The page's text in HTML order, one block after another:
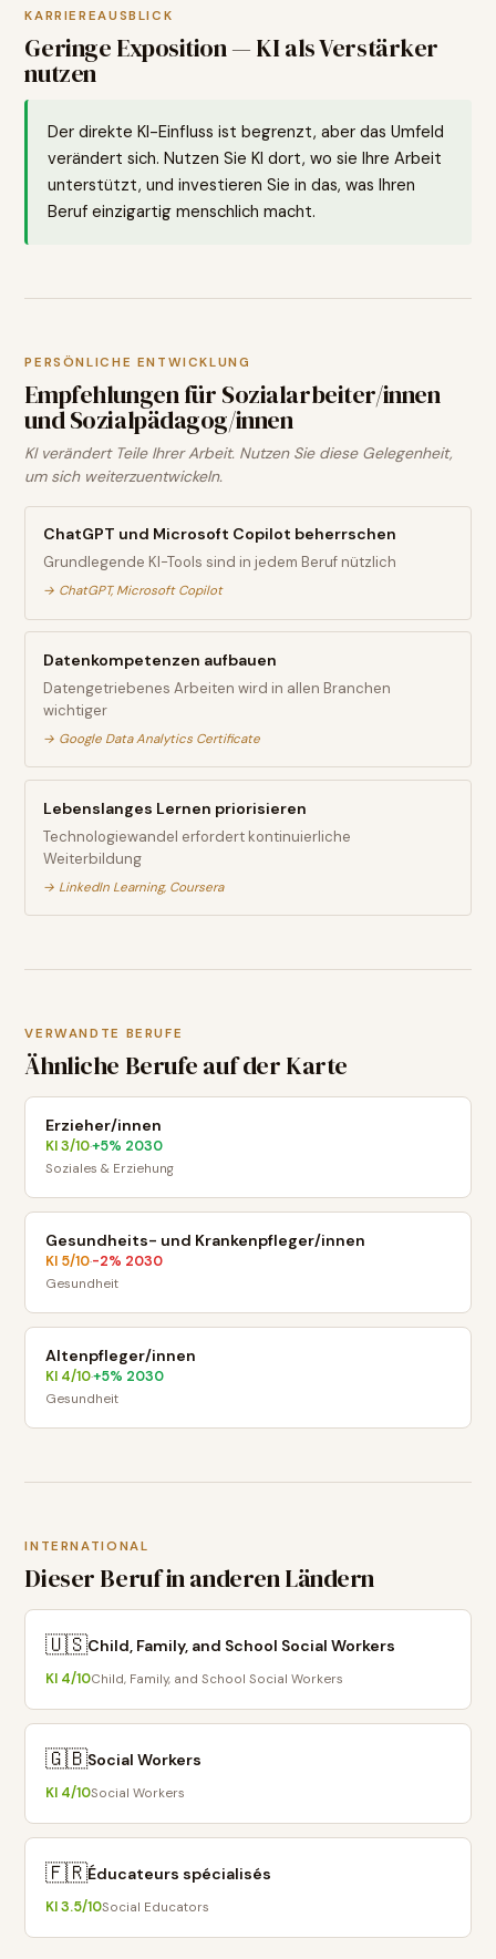
KARRIEREAUSBLICK
Geringe Exposition — KI als Verstärker
nutzen
Der direkte KI-Einfluss ist begrenzt, aber das Umfeld
verändert sich. Nutzen Sie KI dort, wo sie Ihre Arbeit
unterstützt, und investieren Sie in das, was Ihren
Beruf einzigartig menschlich macht.
PERSÖNLICHE ENTWICKLUNG
Empfehlungen für Sozialarbeiter/innen
und Sozialpädagog/innen
KI verändert Teile Ihrer Arbeit. Nutzen Sie diese Gelegenheit,
um sich weiterzuentwickeln.
ChatGPT und Microsoft Copilot beherrschen
Grundlegende KI-Tools sind in jedem Beruf nützlich
→ ChatGPT, Microsoft Copilot
Datenkompetenzen aufbauen
Datengetriebenes Arbeiten wird in allen Branchen
wichtiger
→ Google Data Analytics Certificate
Lebenslanges Lernen priorisieren
Technologiewandel erfordert kontinuierliche
Weiterbildung
→ LinkedIn Learning, Coursera
VERWANDTE BERUFE
Ähnliche Berufe auf der Karte
Erzieher/innen
KI3/10·+5% 2030
Soziales & Erziehung
Gesundheits- und Krankenpfleger/innen
KI 5/10·-2% 2030
Gesundheit
Altenpfleger/innen
KI 4/10·+5% 2030
Gesundheit
INTERNATIONAL
Dieser Beruf in anderen Ländern
🇺🇸Child, Family, and School Social Workers
KI 4/10Child, Family, and School Social Workers
🇬🇧Social Workers
KI 4/10Social Workers
🇫🇷Éducateurs spécialisés
KI3.5/10Social Educators